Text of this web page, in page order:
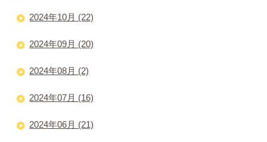
2024年10月 (22)
2024年09月 (20)
2024年08月 (2)
2024年07月 (16)
2024年06月 (21)